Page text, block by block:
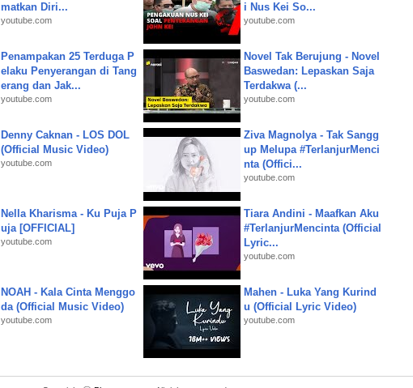
matkan Diri...
youtube.com
i Nus Kei So...
youtube.com
Penampakan 25 Terduga P
elaku Penyerangan di Tang
erang dan Jak...
youtube.com
Novel Tak Berujung - Novel
Baswedan: Lepaskan Saja
Terdakwa (...
youtube.com
Denny Caknan - LOS DOL
(Official Music Video)
youtube.com
Ziva Magnolya - Tak Sangg
up Melupa #TerlanjurMenci
nta (Offici...
youtube.com
Nella Kharisma - Ku Puja P
uja [OFFICIAL]
youtube.com
Tiara Andini - Maafkan Aku
#TerlanjurMencinta (Official
Lyric...
youtube.com
NOAH - Kala Cinta Menggo
da (Official Music Video)
youtube.com
Mahen - Luka Yang Kurind
u (Official Lyric Video)
youtube.com